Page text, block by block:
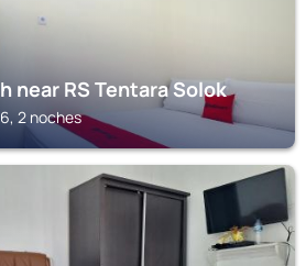
near RS Tentara Solok
2 noches